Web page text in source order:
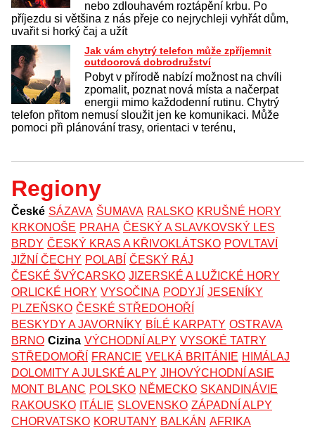
nebo zdlouhavém roztápění krbu. Po
příjezdu si většina z nás přeje co nejrychleji vyhřát dům,
uvařit si horký čaj a užít
Jak vám chytrý telefon může zpříjemnit
outdoorová dobrodružství
Pobyt v přírodě nabízí možnost na chvíli
zpomalit, poznat nová místa a načerpat
energii mimo každodenní rutinu. Chytrý
telefon přitom nemusí sloužit jen ke komunikaci. Může
pomoci při plánování trasy, orientaci v terénu,
Regiony
České SÁZAVA ŠUMAVA RALSKO KRUŠNÉ HORY
KRKONOŠE PRAHA ČESKÝ A SLAVKOVSKÝ LES
BRDY ČESKÝ KRAS A KŘIVOKLÁTSKO POVLTAVÍ
JIŽNÍ ČECHY POLABÍ ČESKÝ RÁJ
ČESKÉ ŠVÝCARSKO JIZERSKÉ A LUŽICKÉ HORY
ORLICKÉ HORY VYSOČINA PODYJÍ JESENÍKY
PLZEŇSKO ČESKÉ STŘEDOHOŘÍ
BESKYDY A JAVORNÍKY BÍLÉ KARPATY OSTRAVA
BRNO Cizina VÝCHODNÍ ALPY VYSOKÉ TATRY
STŘEDOMOŘÍ
FRANCIE VELKÁ BRITÁNIE HIMÁLAJ
DOLOMITY A JULSKÉ ALPY JIHOVÝCHODNÍ ASIE
MONT BLANC POLSKO NĚMECKO SKANDINÁVIE
RAKOUSKO ITÁLIE SLOVENSKO ZÁPADNÍ ALPY
CHORVATSKO KORUTANY BALKÁN AFRIKA